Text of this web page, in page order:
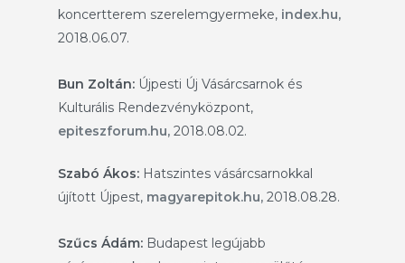
koncertterem szerelemgyermeke, index.hu,
2018.06.07.
Bun Zoltán: Újpesti Új Vásárcsarnok és
Kulturális Rendezvényközpont,
epiteszforum.hu, 2018.08.02.
Szabó Ákos: Hatszintes vásárcsarnokkal
újított Újpest, magyarepitok.hu, 2018.08.28.
Szűcs Ádám: Budapest legújabb